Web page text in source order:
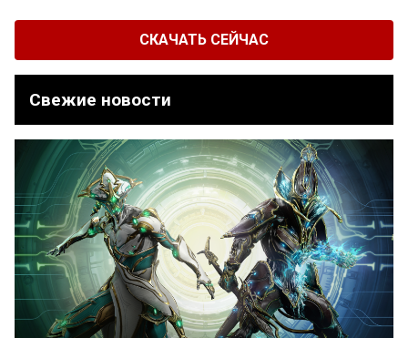
СКАЧАТЬ СЕЙЧАС
Свежие новости